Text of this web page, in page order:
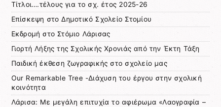
Τίτλοι….τέλους για το σχ. έτος 2025-26
Επίσκεψη στο Δημοτικό Σχολείο Στομίου
Εκδρομή στο Στόμιο Λάρισας
Γιορτή Λήξης της Σχολικής Χρονιάς από την Έκτη Τάξη
Παιδική έκθεση ζωγραφικής στο σχολείο μας
Our Remarkable Tree -Διάχυση του έργου στην σχολική
κοινότητα
Λάρισα: Με μεγάλη επιτυχία το αφιέρωμα «Λαογραφία –